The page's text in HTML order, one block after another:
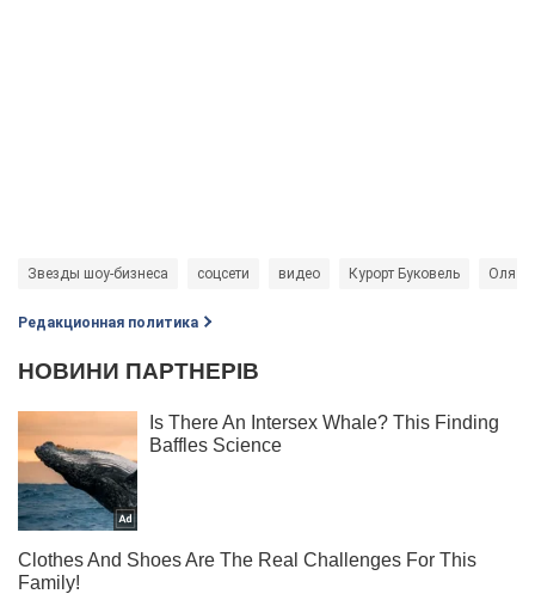
Звезды шоу-бизнеса соцсети видео Курорт Буковель Оля
Редакционная политика